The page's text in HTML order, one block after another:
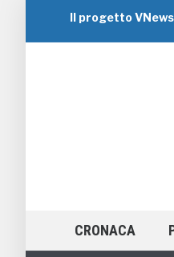
Il progetto
CRONACA